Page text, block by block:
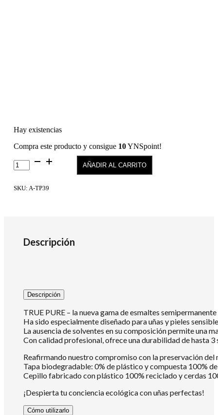
Hay existencias
Compra este producto y consigue 10YNSpoint!
True
Pure
cantidad
AÑADIR AL CARRITO
SKU: A-TP39
Descripción
Descripción
TRUE PURE – la nueva gama de esmaltes
Ha sido especialmente diseñado para uñas y pieles
La ausencia de solventes en su composición permite una
Con calidad profesional, ofrece una durabilidad de hasta
Reafirmando nuestro compromiso con la preservación del
Tapa biodegradable: 0% de plástico y compuesta 100%
Cepillo fabricado con plástico 100% reciclado y cerdas
¡Despierta tu conciencia ecológica con uñas perfectas!
Cómo utilizarlo